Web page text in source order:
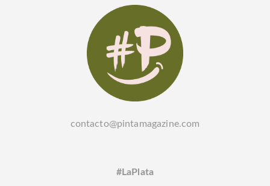
contacto@pintamagazine.com
#LaPlata